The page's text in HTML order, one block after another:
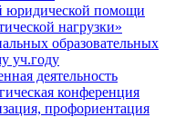
юридической помощи
нагрузки»
образовательных
уч.году
деятельность
конференция
профориентация